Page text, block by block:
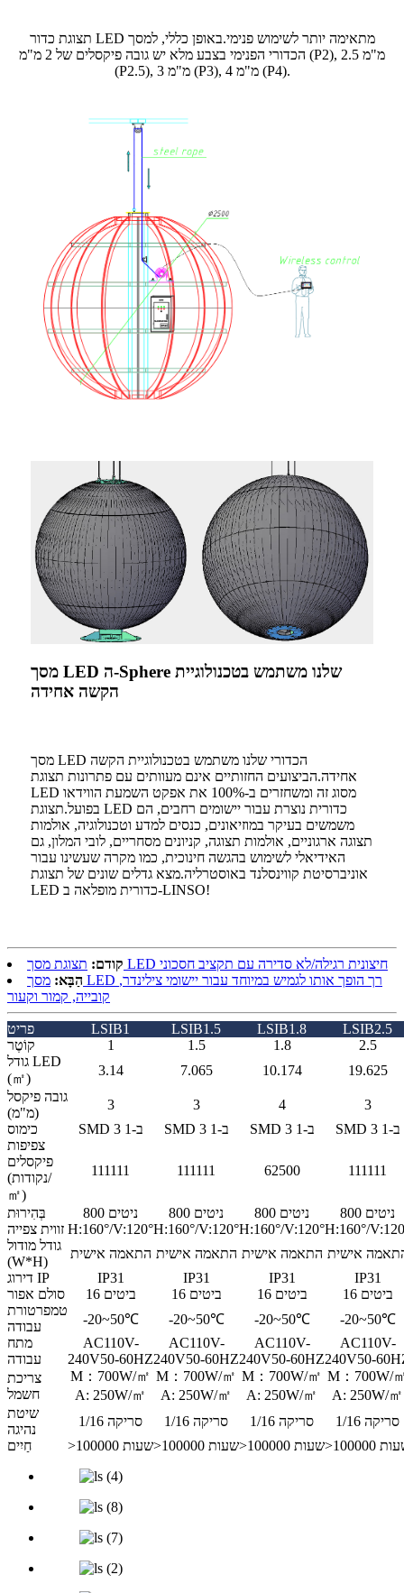
תצוגת כדור LED מתאימה יותר לשימוש פנימי.באופן כללי, למסך
הכדורי הפנימי בצבע מלא יש גובה פיקסלים של 2 מ"מ (P2), 2.5 מ"מ
(P2.5), 3 מ"מ (P3), 4 מ"מ (P4).
מסך LED ה-Sphere שלנו משתמש בטכנולוגיית
הקשה אחידה
מסך LED הכדורי שלנו משתמש בטכנולוגיית הקשה
אחידה.הביצועים החזותיים אינם מעוותים עם פתרונות תצוגת
LED מסוג זה ומשחזרים ב-100% את אפקט השמעת הווידאו
בפועל.תצוגת LED כדורית נוצרת עבור יישומים רחבים, הם
משמשים בעיקר במוזיאונים, כנסים למדע וטכנולוגיה, אולמות
תצוגה ארגוניים, אולמות תצוגה, קניונים מסחריים, לובי המלון, גם
האידיאלי לשימוש בהגשה חינוכית, כמו מקרה שעשינו עבור
אוניברסיטת קווינסלנד באוסטרליה.מצא גדלים שונים של תצוגת
LED כדורית מופלאה ב-LINSO!
קודם:
תצוגת מסך LED חיצונית רגילה/לא סדירה עם תקציב חסכוני
הַבָּא: מסך LED רך הופך אותו לגמיש במיוחד עבור יישומי צילינדר,
קובייה, קמור וקעור
פריט LSIB1 LSIB1.5 LSIB1.8
LSIB2.5
קוֹטֶר
1 1.5 1.8
2.5
גודל LED
(㎡)
3.14 7.065 10.174
19.625
גובה פיקסל
(מ"מ)
3 3 4
3
כימוס
SMD 3 ב-1 SMD 3 ב-1 SMD 3 ב-1
SMD 3 ב-1
צפיפות
פיקסלים
(נקודות/
㎡)
111111 111111 62500 111111
בְּהִירוּת 800 ניטים 800 ניטים 800 ניטים
800 ניטים
זווית צפייה H:160°/V:120°H:160°/V:120°H:160°/V:120°H:160°/
גודל מודול
(W*H)
התאמה אישית התאמה אישית התאמה אישית אישית
דירוג IP
IP31 IP31 IP31
IP31
סולם אפור
16 ביטים 16 ביטים 16 ביטים
16 ביטים
טמפרטורת
עבודה
-20~50℃ -20~50℃ -20~50℃
-20~50℃
מתח
עבודה
AC110V-
240V50-60HZ
AC110V-
240V50-60HZ
AC110V-
240V50-60HZ
AC110V-
240V50-
צריכת
חשמל
M：700W/㎡
A: 250W/㎡
M：700W/㎡
A: 250W/㎡
M：700W/㎡
A: 250W/㎡
M：700W/
A: 250W/㎡
שיטת
נהיגה
סריקה 1/16 סריקה 1/16 סריקה 1/16
סריקה 1/16
חַיִים
>100000 שעות >100000 שעות >100000 שעות שעות